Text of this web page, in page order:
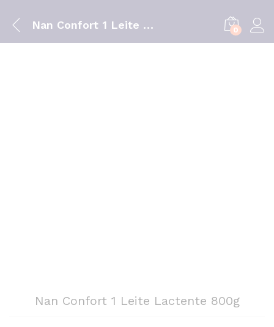
Nan Confort 1 Leite Lactente 800g 0
Nan Confort 1 Leite Lactente 800g